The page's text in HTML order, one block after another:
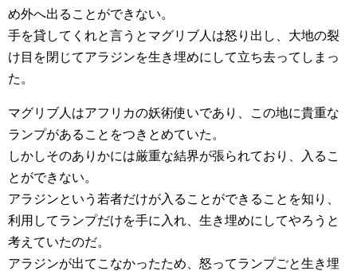
め外へ出ることができない。
手を貸してくれと言うとマグリブ人は怒り出し、大地の裂
け目を閉じてアラジンを生き埋めにして立ち去ってしまっ
た。
マグリブ人はアフリカの妖術使いであり、この地に貴重な
ランプがあることをつきとめていた。
しかしそのありかには厳重な結界が張られており、入るこ
とができない。
アラジンという若者だけが入ることができることを知り、
利用してランプだけを手に入れ、生き埋めにしてやろうと
考えていたのだ。
アラジンが出てこなかったため、怒ってランプごと生き埋